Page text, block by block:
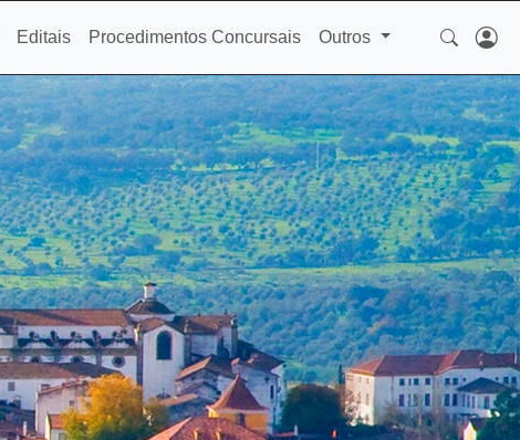
Editais Procedimentos Concursais Outros